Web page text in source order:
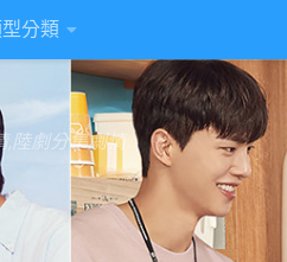
分類
,陸劇分集劇情